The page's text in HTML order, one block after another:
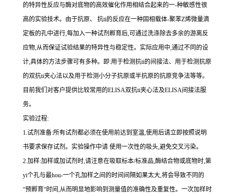
的特异性反应与酶对底物的高效催化作用相结合起来的一-种敏感性很
高的实验技术。由于抗原、 抗ti的反应在一种固相载体-聚苯Z烯微量滴
定板的孔中进行,每加入一种试剂孵育后,可通过洗涤除去多余的游离反
应物,从而保证试验结果的特异性与稳定性。实际应用中,通过不同的设
计,具体的方法步骤可有多种。即:用于检测抗ti的间接法、用于检测抗原
的双抗ti夹心法以及用于检测小分子抗原或半抗原的抗原竞争法等等。
目前我们对客户提供比较常用的ELISA双抗ti夹心法及ELISA间接法服
务。
实验过程:
1.试剂准备:所有试剂都必须在使用前达到室温,使用后请立即按照说明
书要求保存试剂。实验操作中请 使用一次性的吸头,避免交叉污染。
2.加样:加样或加试剂时,请注意在吸取标本/标准品,酶结合物或底物时,第
yi个孔与最hou-一个孔加样之间的时间间隔如果太大,将会导致不同的
“预孵育“时间 ,从而明显地影响到测量值的准确性及重复性。 一次加样时